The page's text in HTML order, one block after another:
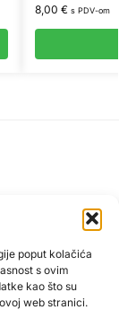
poput kolačića
s ovim
kao što su
web stranici.
8,00 € s PDV-om